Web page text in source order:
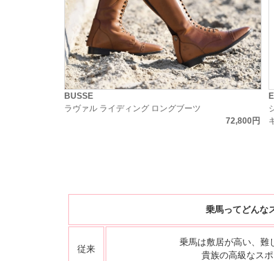
BUSSE
ラヴァル ライディング ロングブーツ
72,800円
乗馬ってどんな
従来
乗馬は敷居が高い、難
貴族の高級なス